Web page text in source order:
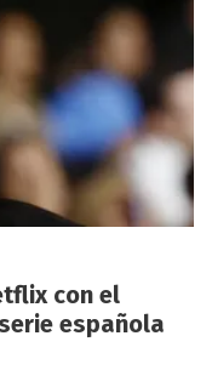
con el
española